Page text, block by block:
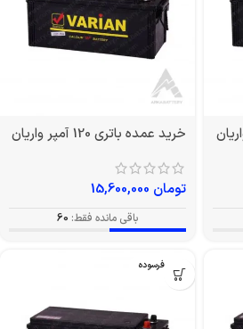
خرید عمده باتری 120 آمپر واریان
تومان
باقی مانده فقط: 60
بدون فرسوده